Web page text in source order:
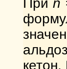
Приn